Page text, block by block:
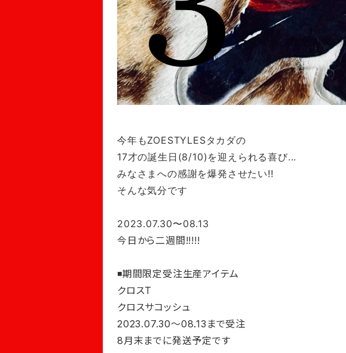
今年もZOESTYLESタカダの
17才の誕生日(8/10)を迎えられる喜び...
みなさまへの感謝を爆発させたい!!
そんな気分です
2023.07.30〜08.13
今日から二週間!!!!!
◾️期間限定受注生産アイテム
クロスT
クロスサコッシュ
2023.07.30〜08.13まで受注
8月末までに発送予定です